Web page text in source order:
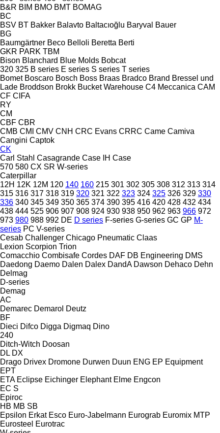
B&R BIM BMO BMT BOMAG
BC
BSV BT Bakker Balavto Baltacıoğlu Baryval
Bauer
BG
Baumgärtner Beco Belloli Beretta Berti
GKR PARK TBM
Bison Blanchard Blue Molds Bobcat
320 325 B series E series S series T series
Bomet Boscaro Bosch Boss Braas Bradco Brand Bressel und
Lade Broddson Brokk Bucket Warehouse C4 Meccanica CAM
CF CIFA
RY
CM
CBF CBR
CMB CMI CMV CNH CRC Evans CRRC Came Camiva
Cangini Captok
CK
Carl Stahl Casagrande Case IH Case
570 580 CX SR W-series
Caterpillar
12H 12K 12M 120 140 160 215 301 302 305 308 312 313 314
315 316 317 318 319 320 321 322 323 324 325 326 329 330
336 340 345 349 350 365 374 390 395 416 420 428 432 434
438 444 525 906 907 908 924 930 938 950 962 963 966 972
973 980 988 992 DE D series F-series G-series GC GP M-
series PC V-series
Cesab Challenger Chicago Pneumatic Claas
Lexion Scorpion Trion
Comacchio Combisafe Cordes DAF DB Engineering DMS
Daedong Daemo Dalen Dalex DandA Dawson Dehaco Dehn
Delmag
D-series
Demag
AC
Demarec Demarol Deutz
BF
Dieci Difco Digga Digmaq Dino
240
Ditch-Witch Doosan
DL DX
Drago Drivex Dromone Durwen Duun ENG EP Equipment
EPT
ETA Eclipse Eichinger Elephant Elme Engcon
EC S
Epiroc
HB MB SB
Epsilon Erkat Esco Euro-Jabelmann Eurograb Euromix MTP
Eurosteel Eurotrac